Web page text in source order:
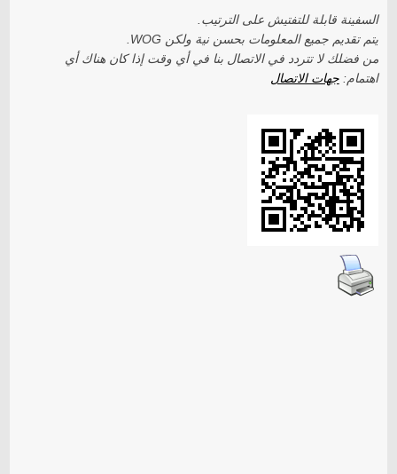
السفينة قابلة للتفتيش على الترتيب.
يتم تقديم جميع المعلومات بحسن نية ولكن WOG.
من فضلك لا تتردد في الاتصال بنا في أي وقت إذا كان هناك أي
اهتمام:جهات الاتصال